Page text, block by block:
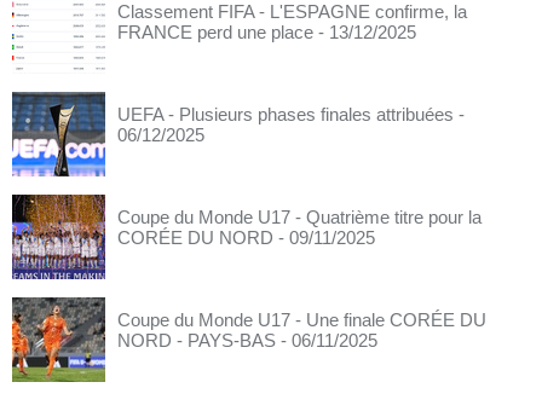
Classement FIFA - L'ESPAGNE confirme, la
FRANCE perd une place - 13/12/2025
UEFA - Plusieurs phases finales attribuées -
06/12/2025
Coupe du Monde U17 - Quatrième titre pour la
CORÉE DU NORD - 09/11/2025
Coupe du Monde U17 - Une finale CORÉE DU
NORD - PAYS-BAS - 06/11/2025